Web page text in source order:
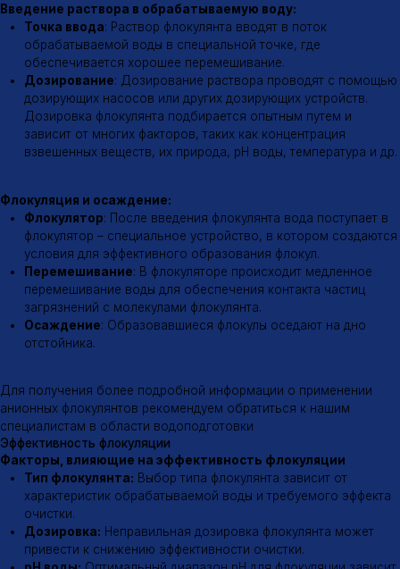
Дозировка:Неправильная дозировка флокулянта может
привести к снижению эффективности очистки.
pH воды:Оптимальный диапазон pH для флокуляции зависит
от типа флокулянта.
Температура воды:Температура воды также влияет на
скорость флокуляции.
Время контакта:Для эффективной флокуляции необходимо
обеспечить достаточное время контакта флокулянта с
частицами загрязнений.
Механизм действия
Механизм действия анионных флокулянтов
Анионные флокулянты, имея отрицательный
Мостообразование:Молекулы флокулянта образуют
мостики между частицами, связывая их воедино.
Флокулообразование:
В результате образуются крупные
хлопья (флокулы), которые легко оседают на дно.
Область применения
Области применения анионных флокулянтов
Очистка питьевой воды
Очистка сточных вод
Очистка промышленных стоков
Осветление суспензий
Обезвоживание осадков
Адрес Почта
Телефон Социальные сети
↑
8 (800) 600-12-07
tradeaflock@gmail.com
Майкопская 2, корп. 1